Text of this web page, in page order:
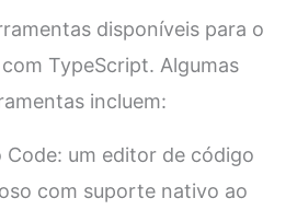
disponíveis para o
TypeScript. Algumas
incluem:
Code: um editor de código
com suporte nativo ao